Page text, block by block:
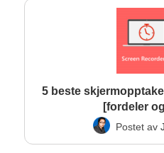
5 beste
[fordeler
Postet av